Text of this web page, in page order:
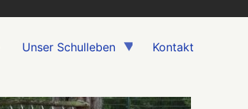
Unser Schulleben
Kontakt